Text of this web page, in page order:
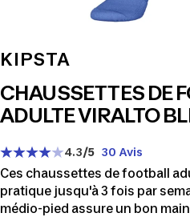
KIPSTA
CHAUSSETTES DE
ADULTE VIRALTO
4.3/5 30 Avis
Ces chaussettes de football
pratique jusqu'à 3 fois par
médio-pied assure un bon